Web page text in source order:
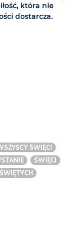
która nie
dostarcza.
ŚWIĘCI
ŚWIĘCI